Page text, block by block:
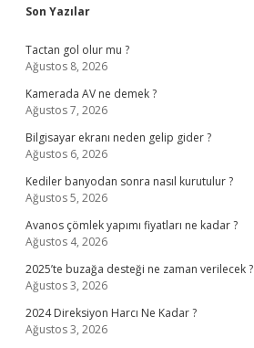
Sidebar
Son Yazılar
Tactan gol olur mu ?
Ağustos 8, 2026
Kamerada AV ne demek ?
Ağustos 7, 2026
Bilgisayar ekranı neden gelip gider ?
Ağustos 6, 2026
Kediler banyodan sonra nasıl kurutulur ?
Ağustos 5, 2026
Avanos çömlek yapımı fiyatları ne kadar ?
Ağustos 4, 2026
2025’te buzağa desteği ne zaman verilecek ?
Ağustos 3, 2026
2024 Direksiyon Harcı Ne Kadar ?
Ağustos 3, 2026